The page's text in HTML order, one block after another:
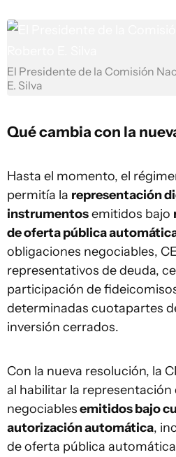
El Presidente de la Comisión
E. Silva
Qué cambia con la
Hasta el momento, el
permitía la representación
instrumentosemitidos bajo
de oferta pública
obligaciones negociables,
representativos de deuda,
participación de
determinadas cuotapartes
inversión cerrados.
Con la nueva resolución, la
al habilitar la representación
negociablesemitidos bajo
autorización automática,
de oferta pública